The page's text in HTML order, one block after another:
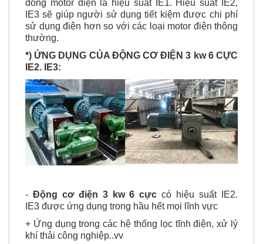
sử dụng điện hơn so với các loại motor điện thông
thường.
*) ỨNG DỤNG CỦA ĐỘNG CƠ ĐIỆN 3 kw 6 CỰC
IE2. IE3:
IE3 được ứng dụng trong hầu hết mọi lĩnh vực
+ Ứng dụng trong các hệ thống lọc tĩnh điện, xử lý
khí thải công nghiệp..vv
+ Hệ thống hút bụi gỗ công nghiệp, trong trại